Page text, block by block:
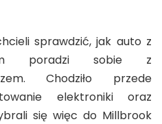
sprawdzić, jak auto z
poradzi sobie z
Chodziło przede
elektroniki oraz
się więc do Millbrook